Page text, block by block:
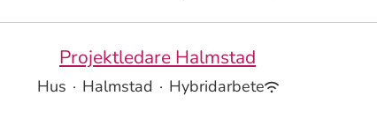
Projektledare Halmstad
Hus · Halmstad · Hybridarbete